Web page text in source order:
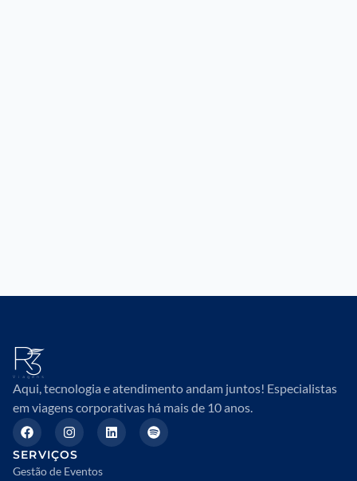
Aqui, tecnologia e atendimento andam juntos! Especialistas
em viagens corporativas há mais de 10 anos.
SERVIÇOS
Gestão de Eventos